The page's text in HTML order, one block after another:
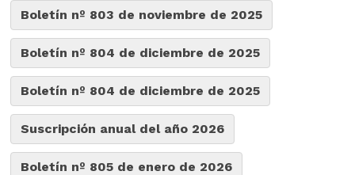
Boletín nº 803 de noviembre de 2025
Boletín nº 804 de diciembre de 2025
Boletín nº 804 de diciembre de 2025
Suscripción anual del año 2026
Boletín nº 805 de enero de 2026